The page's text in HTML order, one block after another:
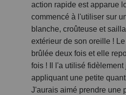
action rapide est apparue
commencé à l'utiliser sur
blanche, croûteuse et
extérieur de son oreille !
brûlée deux fois et elle
fois ! Il l'a utilisé fidèlement
appliquant une petite
J'aurais aimé prendre une